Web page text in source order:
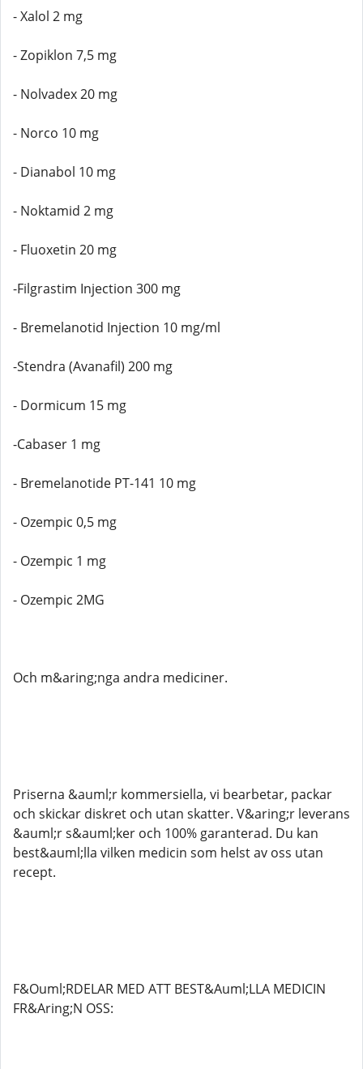
- Xalol 2 mg
- Zopiklon 7,5 mg
- Nolvadex 20 mg
- Norco 10 mg
- Dianabol 10 mg
- Noktamid 2 mg
- Fluoxetin 20 mg
-Filgrastim Injection 300 mg
- Bremelanotid Injection 10 mg/ml
-Stendra (Avanafil) 200 mg
- Dormicum 15 mg
-Cabaser 1 mg
- Bremelanotide PT-141 10 mg
- Ozempic 0,5 mg
- Ozempic 1 mg
- Ozempic 2MG
Och m&aring;nga andra mediciner.
Priserna &auml;r kommersiella, vi bearbetar, packar
och skickar diskret och utan skatter. V&aring;r leverans
&auml;r s&auml;ker och 100% garanterad. Du kan
best&auml;lla vilken medicin som helst av oss utan
recept.
F&Ouml;RDELAR MED ATT BEST&Auml;LLA MEDICIN
FR&Aring;N OSS: